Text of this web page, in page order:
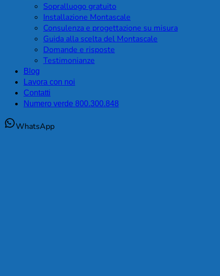
Sopralluogo gratuito
Installazione Montascale
Consulenza e progettazione su misura
Guida alla scelta del Montascale
Domande e risposte
Testimonianze
Blog
Lavora con noi
Contatti
Numero verde 800.300.848
WhatsApp